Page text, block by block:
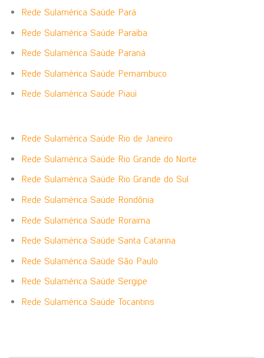
Rede Sulamérica Saúde Pará
Rede Sulamérica Saúde Paraíba
Rede Sulamérica Saúde Paraná
Rede Sulamérica Saúde Pernambuco
Rede Sulamérica Saúde Piauí
Rede Sulamérica Saúde Rio de Janeiro
Rede Sulamérica Saúde Rio Grande do Norte
Rede Sulamérica Saúde Rio Grande do Sul
Rede Sulamérica Saúde Rondônia
Rede Sulamérica Saúde Roraima
Rede Sulamérica Saúde Santa Catarina
Rede Sulamérica Saúde São Paulo
Rede Sulamérica Saúde Sergipe
Rede Sulamérica Saúde Tocantins